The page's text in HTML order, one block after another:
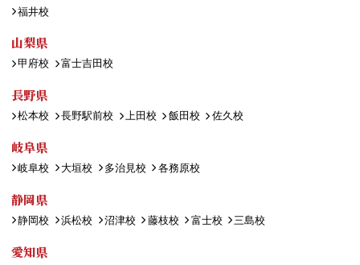
福井校
山梨県
甲府校 富士吉田校
長野県
松本校 長野駅前校 上田校 飯田校 佐久校
岐阜県
岐阜校 大垣校 多治見校 各務原校
静岡県
静岡校 浜松校 沼津校 藤枝校 富士校 三島校
愛知県